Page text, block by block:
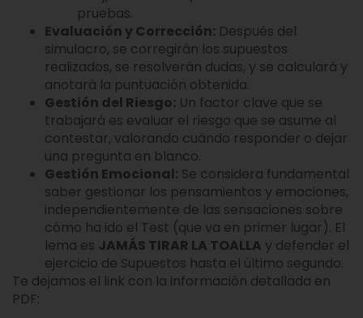
pruebas.
Evaluación y Corrección: Después del
simulacro, se corregirán los supuestos
realizados, se resolverán dudas, y se calculará y
anotará la puntuación obtenida.
Gestión del Riesgo: Un factor clave que se
trabajará es evaluar el riesgo que se asume al
contestar, valorando cuándo responder o dejar
una pregunta en blanco.
Gestión Emocional: Se considera fundamental
saber gestionar los pensamientos y emociones,
independientemente de las sensaciones sobre
cómo ha ido el Test (que va en primer lugar). El
lema es JAMÁS TIRAR LA TOALLA y defender el
ejercicio de Supuestos hasta el último segundo.
Te dejamos el link con la información detallada en
PDF: